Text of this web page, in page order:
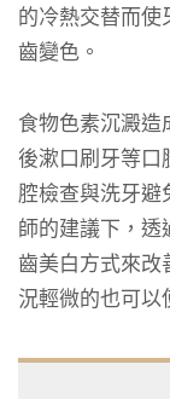
的冷熱交替而使
齒變色。
食物色素沉澱
後漱口刷牙等口
腔檢查與洗牙
師的建議下，透
齒美白方式來
況輕微的也可以